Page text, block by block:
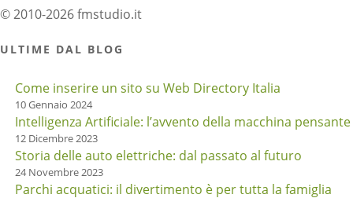
© 2010-2026 fmstudio.it
ULTIME DAL BLOG
Come inserire un sito su Web Directory Italia
10 Gennaio 2024
Intelligenza Artificiale: l’avvento della macchina pensante
12 Dicembre 2023
Storia delle auto elettriche: dal passato al futuro
24 Novembre 2023
Parchi acquatici: il divertimento è per tutta la famiglia